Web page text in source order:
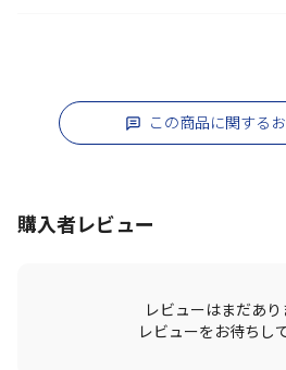
この商品に関する
購入者レビュー
レビューはまだあり
レビューをお待ちし